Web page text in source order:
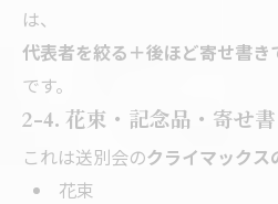
は、
代表者を絞る＋後ほど寄せ書き
です。
2-4. 花束・記念品・寄せ
これは送別会のクライマックス
花束